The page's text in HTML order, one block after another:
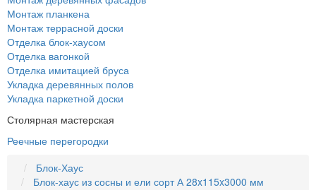
Монтаж планкена
Монтаж террасной доски
Отделка блок-хаусом
Отделка вагонкой
Отделка имитацией бруса
Укладка деревянных полов
Укладка паркетной доски
Столярная мастерская
Реечные перегородки
Блок-Хаус
Блок-хаус из сосны и ели сорт А 28x115x3000 мм